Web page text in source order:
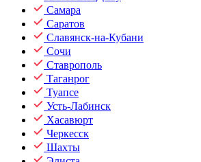
Самара
Саратов
Славянск-на-Кубани
Сочи
Ставрополь
Таганрог
Туапсе
Усть-Лабинск
Хасавюрт
Черкесск
Шахты